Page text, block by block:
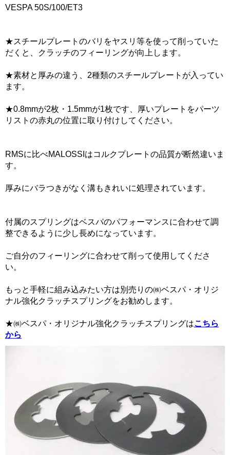
VESPA 50S/100/ET3
★スチールプレートのバリをヤスリ等を使って削っていた
だくと、クラッチのフィーリングが向上します。
★素材と厚みの違う、2種類のスチールプレートが入ってい
ます。
★0.8mmが2枚・1.5mmが1枚です、厚いプレートをパーツ
リストの赤丸の位置に取り付けしてください。
RMSに比べMALOSSIはコルクプレートの品質が断然違いま
す。
厚みにバラつきがなく溝もきれいに処理されています。
付属のスプリングはベスパのパフォーマンスに合わせて調
整できるように少し長めになっています。
ご自分のフィーリングに合わせて削って使用してくださ
い。
もっと手軽に組み込みたい方は別売りの㈱ベスパ・オリジ
ナル強化クラッチスプリングをお勧めします。
★㈱ベスパ・オリジナル強化クラッチスプリングはこちら
から